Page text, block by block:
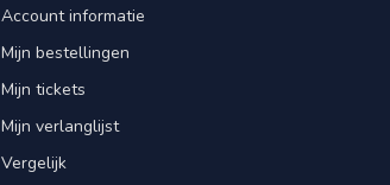
Account informatie
Mijn bestellingen
Mijn tickets
Mijn verlanglijst
Vergelijk